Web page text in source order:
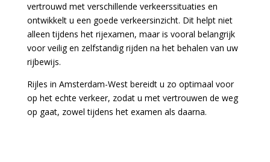
vertrouwd met verschillende verkeerssituaties en
ontwikkelt u een goede verkeersinzicht. Dit helpt niet
alleen tijdens het rijexamen, maar is vooral belangrijk
voor veilig en zelfstandig rijden na het behalen van uw
rijbewijs.
Rijles in Amsterdam-West bereidt u zo optimaal voor
op het echte verkeer, zodat u met vertrouwen de weg
op gaat, zowel tijdens het examen als daarna.